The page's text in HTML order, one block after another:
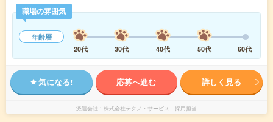
職場の雰囲気
年齢層
20代
30代 40代 50代 60代
気になる! 応募へ進む 詳しく見る
派遣会社 株式会社テクノ・サービス 採用担当